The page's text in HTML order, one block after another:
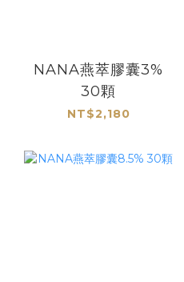
NANA燕萃膠囊3%
30顆
NT$2,180